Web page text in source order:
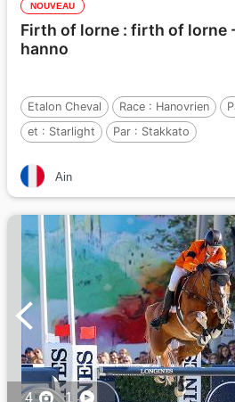
NOUVEAU
Firth of lorne : firth of lorne
hanno
Etalon Cheval Race : Hanovrien
et : Starlight Par : Stakkato
Ain
4 1